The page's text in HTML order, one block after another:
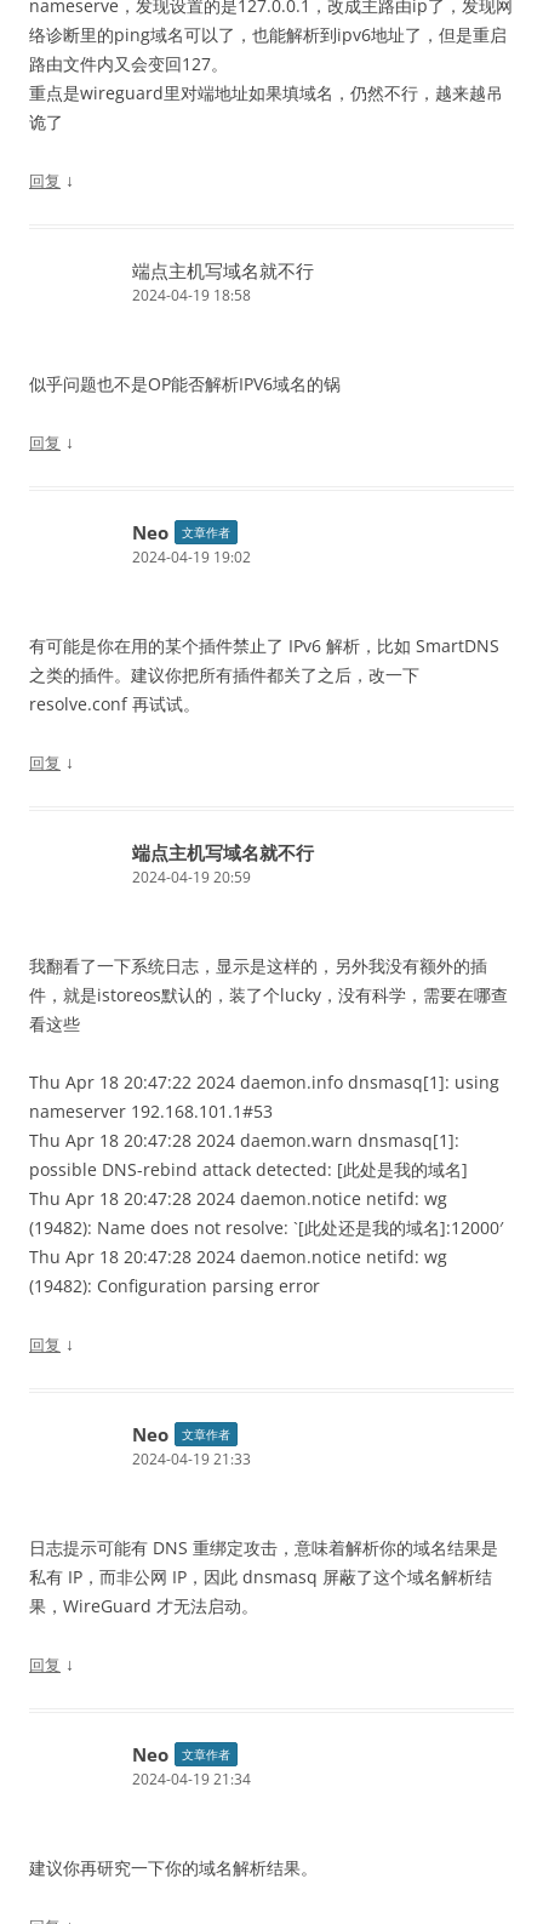
nameserve，发现设置的是127.0.0.1，改成主路由ip了，发现网
络诊断里的ping域名可以了，也能解析到ipv6地址了，但是重启
路由文件内又会变回127。
重点是wireguard里对端地址如果填域名，仍然不行，越来越吊
诡了
回复 ↓
端点主机写域名就不行
2024-04-19 18:58
似乎问题也不是OP能否解析IPV6域名的锅
回复 ↓
Neo 文章作者
2024-04-19 19:02
有可能是你在用的某个插件禁止了 IPv6 解析，比如 SmartDNS
之类的插件。建议你把所有插件都关了之后，改一下
resolve.conf 再试试。
回复 ↓
端点主机写域名就不行
2024-04-19 20:59
我翻看了一下系统日志，显示是这样的，另外我没有额外的插
件，就是istoreos默认的，装了个lucky，没有科学，需要在哪查
看这些
Thu Apr 18 20:47:22 2024 daemon.info dnsmasq[1]: using
nameserver 192.168.101.1#53
Thu Apr 18 20:47:28 2024 daemon.warn dnsmasq[1]:
possible DNS-rebind attack detected: [此处是我的域名]
Thu Apr 18 20:47:28 2024 daemon.notice netifd: wg
(19482): Name does not resolve: `[此处还是我的域名]:12000′
Thu Apr 18 20:47:28 2024 daemon.notice netifd: wg
(19482): Configuration parsing error
回复 ↓
Neo 文章作者
2024-04-19 21:33
日志提示可能有 DNS 重绑定攻击，意味着解析你的域名结果是
私有 IP，而非公网 IP，因此 dnsmasq 屏蔽了这个域名解析结
果，WireGuard 才无法启动。
回复 ↓
Neo 文章作者
2024-04-19 21:34
建议你再研究一下你的域名解析结果。